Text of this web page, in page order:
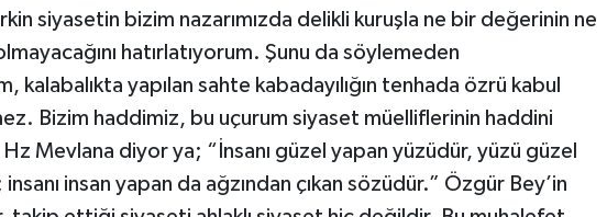
siyasetin bizim nazarımızda delikli kuruşla ne bir değerinin ne
hatırlatıyorum. Şunu da söylemeden
kalabalıkta yapılan sahte kabadayılığın tenhada özrü kabul
Bizim haddimiz, bu uçurum siyaset müelliflerinin haddini
Mevlana diyor ya; “İnsanı güzel yapan yüzüdür, yüzü güzel
insan yapan da ağzından çıkan sözüdür.” Özgür Bey’in